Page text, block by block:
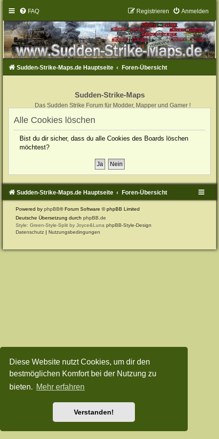
Diese Website nutzt Cookies, um dir den
bestmöglichen Komfort bei der Nutzung zu
bieten. Mehr erfahren
Verstanden!
FAQ Anmelden
Registrieren
Sudden-Strike-Maps.de Hauptseite Foren-Übersicht
Sudden-Strike-Maps
Das Sudden Strike Forum für Modder, Mapper und Gamer !
Alle Cookies löschen
Bist du dir sicher, dass du alle Cookies des Boards löschen
möchtest?
Sudden-Strike-Maps.de Hauptseite Foren-Übersicht
Powered byphpBB® Forum Software © phpBB Limited
Deutsche Übersetzung durchphpBB.de
Style: Green-Style-Split by Joyce&LunaphpBB-Style-Design
Datenschutz |Nutzungsbedingungen